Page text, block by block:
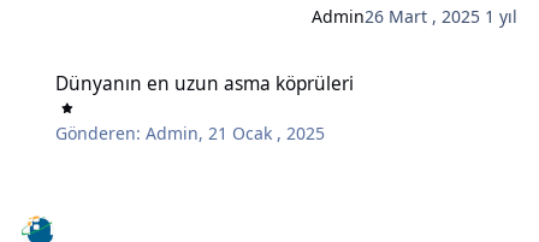
Admin26 Mart , 2025 1 yıl
Dünyanın en uzun asma köprüleri
Gönderen:Admin,21 Ocak , 2025